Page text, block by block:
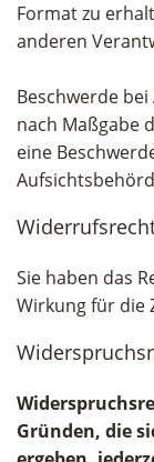
Format zu
anderen
Beschwerde
nach Maßgabe
eine
Sie haben das
Wirkung für die
Gründen, die